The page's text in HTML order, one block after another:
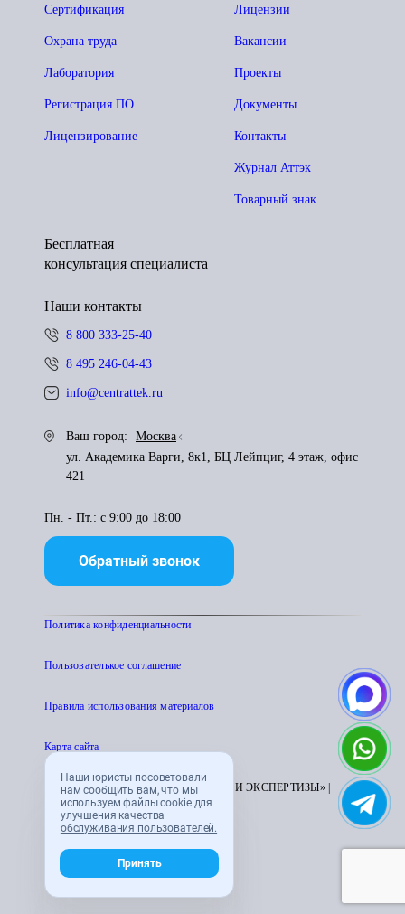
Наши юристы посоветовали
нам сообщить вам, что мы
используем файлы cookie для
улучшения качества
обслуживания пользователей.
Принять
Лицензии
Вакансии
Проекты
Документы
Контакты
Журнал Аттэк
Товарный знак
Сертификация
Охрана труда
Лаборатория
Регистрация ПО
Лицензирование
Бесплатная
консультация специалиста
Наши контакты
8 800 333-25-40
8 495 246-04-43
info@centrattek.ru
Ваш город:
Москва
ул. Академика Варги, 8к1, БЦ Лейпциг, 4 этаж, офис
421
Пн. - Пт.: с 9:00 до 18:00
Обратный звонок
Политика конфиденциальности
Пользователькое соглашение
Правила использования материалов
Карта сайта
© 1995 - 2026 «ЦЕНТР АТТЕСТАЦИИ И ЭКСПЕРТИЗЫ» |
CENTRATTEK.RU